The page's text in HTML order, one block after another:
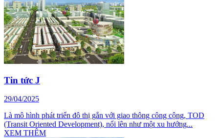
Tin tức J
29/04/2025
Là mô hình phát triển đô thị gắn với giao thông công cộng, TOD
(Transit Oriented Development), nổi lên như một xu hướng...
XEM THÊM